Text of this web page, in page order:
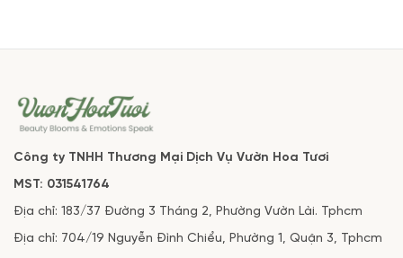
Công ty TNHH Thương Mại Dịch Vụ Vườn Hoa Tươi
MST: 031541764
Địa chỉ: 183/37 Đường 3 Tháng 2, Phường Vườn Lài. Tphcm
Địa chỉ: 704/19 Nguyễn Đình Chiểu, Phường 1, Quận 3, Tphcm